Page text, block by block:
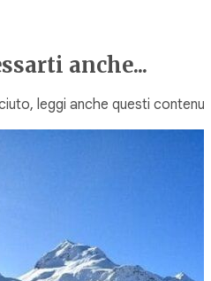
anche...
leggi anche questi